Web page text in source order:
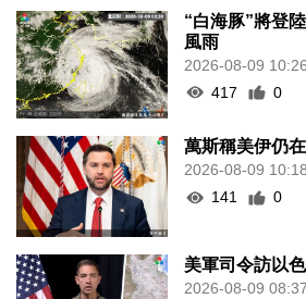
“白海豚”將登
風雨
2026-08-09 10:26
417
0
萬斯稱美伊仍
2026-08-09 10:18
141
0
美軍司令訪以
2026-08-09 08:37